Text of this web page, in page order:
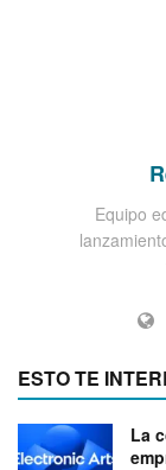
Equipo
ESTO TE
La